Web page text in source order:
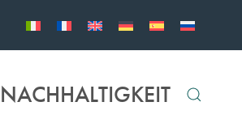
NACHHALTIGKEIT